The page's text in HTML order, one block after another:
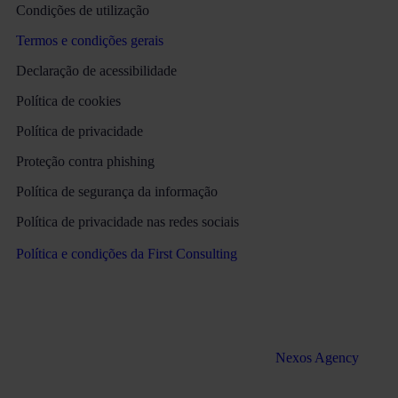
Condições de utilização
Termos e condições gerais
Declaração de acessibilidade
Política de cookies
Política de privacidade
Proteção contra phishing
Política de segurança da informação
Política de privacidade nas redes sociais
Política e condições da First Consulting
Nexos Agency